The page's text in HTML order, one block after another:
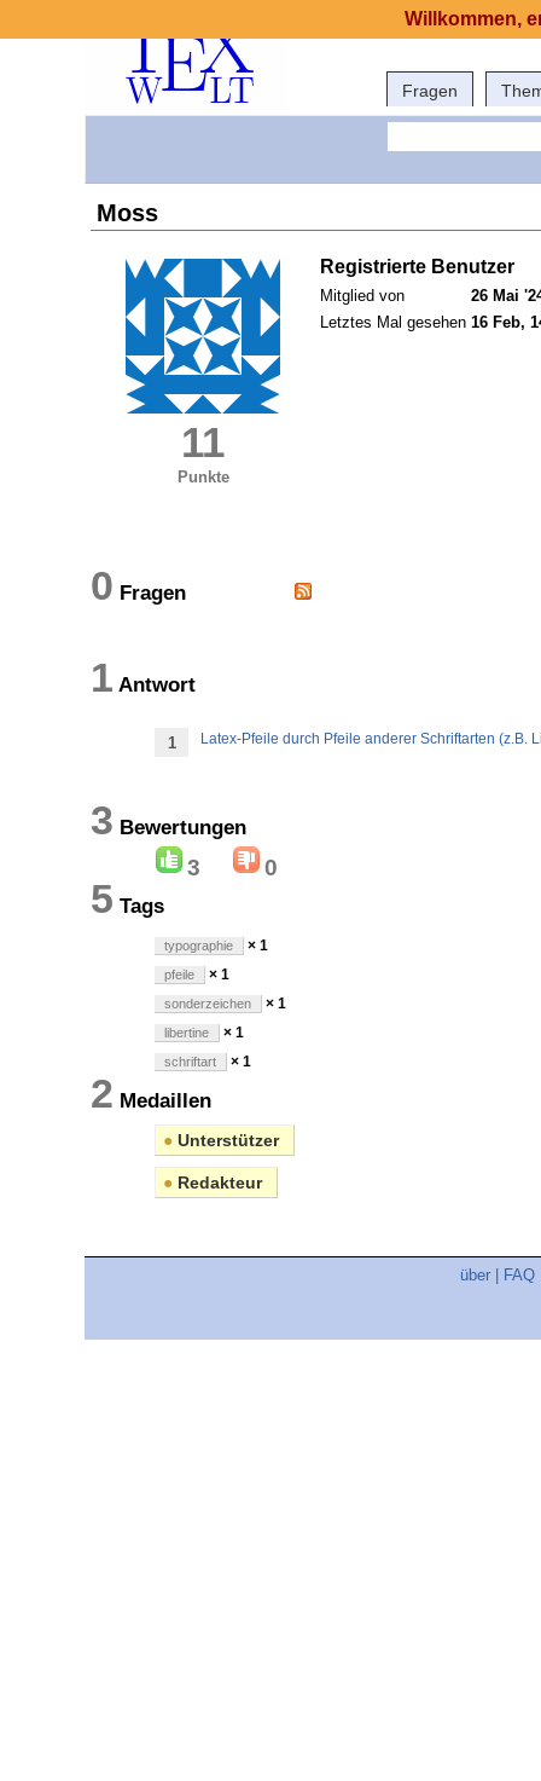
Fragen
Moss
11
Punkte
Registrierte Benutzer
Mitglied von
26 Mai
Letztes Mal gesehen 16 Feb,
0 Fragen
1 Antwort
1 Latex-Pfeile durch Pfeile anderer Schriftarten (z.B.
3 Bewertungen
3 0
5 Tags
typographie × 1
pfeile × 1
sonderzeichen × 1
libertine × 1
schriftart × 1
2 Medaillen
● Unterstützer
● Redakteur
über FAQ
Willkommen,